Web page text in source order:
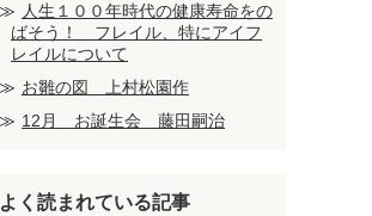
人生１００年時代の健康寿命をの
ばそう！ フレイル、特にアイフ
レイルについて
お雛の図 上村松園作
12月 お誕生会 藤田嗣治
よく読まれている記事